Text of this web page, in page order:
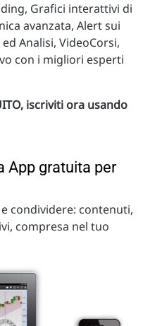
Grafici interattivi di
avanzata, Alert sui
Analisi, VideoCorsi,
con i migliori esperti
iscriviti ora usando
App gratuita per
condividere: contenuti,
compresa nel tuo